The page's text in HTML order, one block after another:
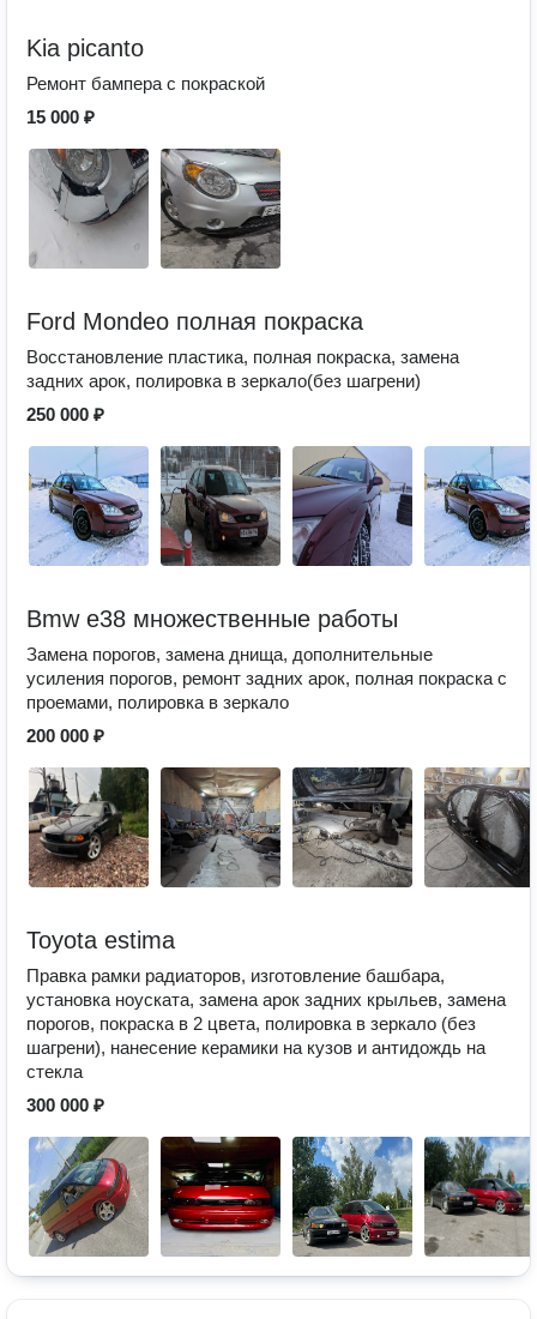
Kia picanto
Ремонт бампера с покраской
15 000 ₽
Ford Mondeo полная покраска
Восстановление пластика, полная покраска, замена
задних арок, полировка в зеркало(без шагрени)
250 000 ₽
Bmw e38 множественные работы
Замена порогов, замена днища, дополнительные
усиления порогов, ремонт задних арок, полная покраска с
проемами, полировка в зеркало
200 000 ₽
Toyota estima
Правка рамки радиаторов, изготовление башбара,
установка ноуската, замена арок задних крыльев, замена
порогов, покраска в 2 цвета, полировка в зеркало (без
шагрени), нанесение керамики на кузов и антидождь на
стекла
300 000 ₽